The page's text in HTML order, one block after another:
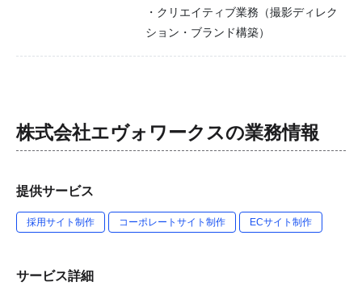
・クリエイティブ業務（撮影ディレク
ション・ブランド構築）
株式会社エヴォワークスの業務情報
提供サービス
採用サイト制作 コーポレートサイト制作 ECサイト制作
サービス詳細